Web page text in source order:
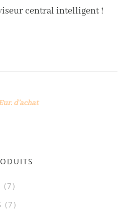
central intelligent !
d’achat
(7)
(7)